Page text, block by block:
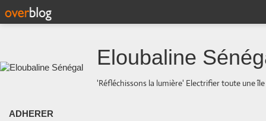
Eloubaline
'Réfléchissons la lumière' Electrifier toute une
ADHERER